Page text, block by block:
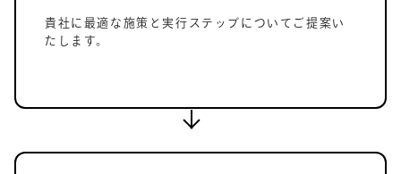
貴社に最適な施策と実行ステップについてご提案い
たします。